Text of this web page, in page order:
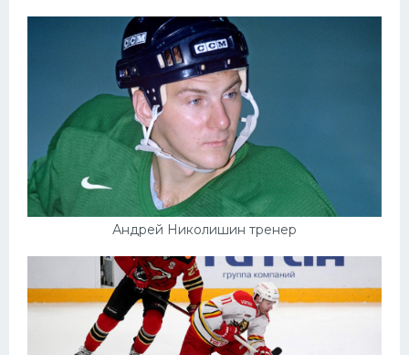
Андрей Николишин тренер